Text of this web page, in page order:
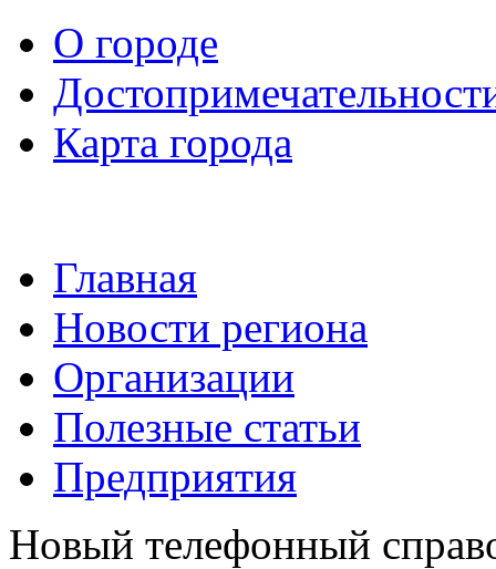
О городе
Карта города
Главная
Новости региона
Организации
Полезные статьи
Предприятия
Новый телефонный